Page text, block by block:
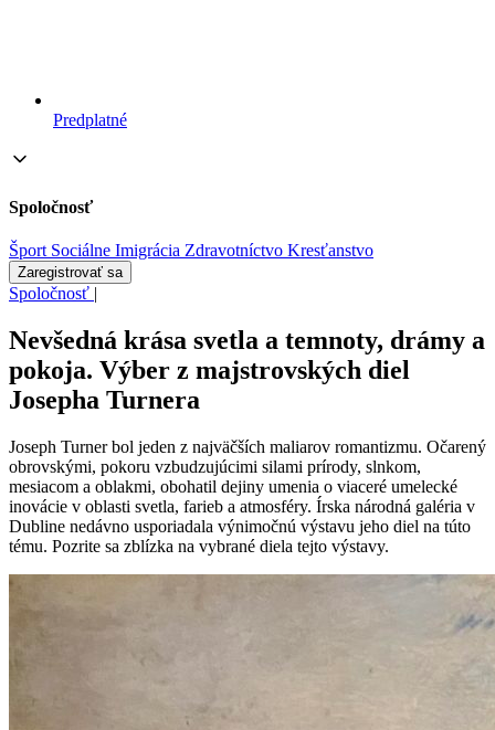
Predplatné
Spoločnosť
Šport Sociálne Imigrácia Zdravotníctvo Kresťanstvo
Zaregistrovať sa
Spoločnosť |
Nevšedná krása svetla a temnoty, drámy a
pokoja. Výber z majstrovských diel
Josepha Turnera
Joseph Turner bol jeden z najväčších maliarov romantizmu. Očarený
obrovskými, pokoru vzbudzujúcimi silami prírody, slnkom,
mesiacom a oblakmi, obohatil dejiny umenia o viaceré umelecké
inovácie v oblasti svetla, farieb a atmosféry. Írska národná galéria v
Dubline nedávno usporiadala výnimočnú výstavu jeho diel na túto
tému. Pozrite sa zblízka na vybrané diela tejto výstavy.